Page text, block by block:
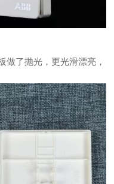
做了抛光，更光滑漂亮，